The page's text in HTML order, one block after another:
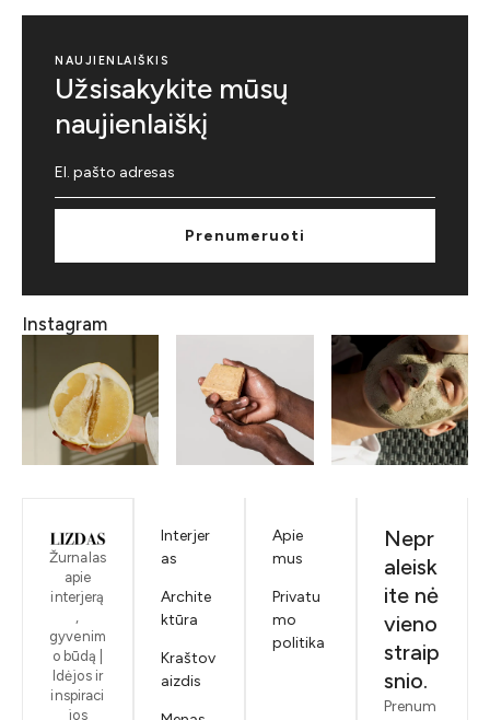
NAUJIENLAIŠKIS
Užsisakykite mūsų
naujienlaiškį
Prenumeruoti
Instagram
Žurnalas
apie
interjerą
,
gyvenim
o būdą |
Idėjos ir
inspiraci
jos
Interjer
as
Archite
ktūra
Kraštov
aizdis
Apie
mus
Privatu
mo
politika
Nepr
aleisk
ite nė
vieno
straip
snio.
Prenum